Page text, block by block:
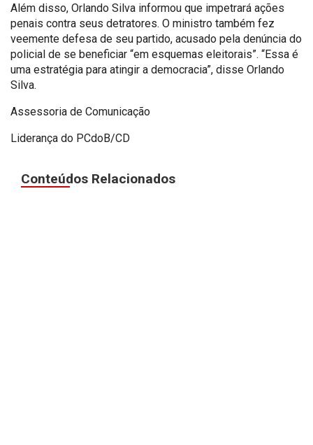
Além disso, Orlando Silva informou que impetrará ações
penais contra seus detratores. O ministro também fez
veemente defesa de seu partido, acusado pela denúncia do
policial de se beneficiar “em esquemas eleitorais”. “Essa é
uma estratégia para atingir a democracia”, disse Orlando
Silva.
Assessoria de Comunicação
Liderança do PCdoB/CD
Conteúdos Relacionados